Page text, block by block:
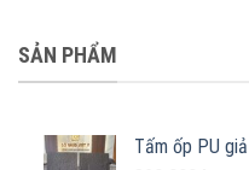
SẢN PHẨM
Tấm ốp PU